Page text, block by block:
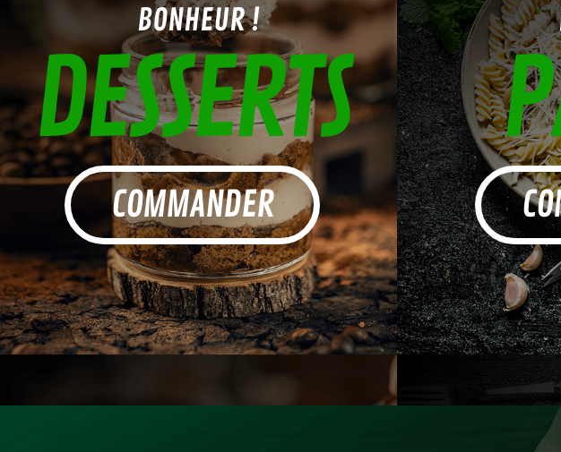
BONHEUR !
DESSERTS
COMMANDER